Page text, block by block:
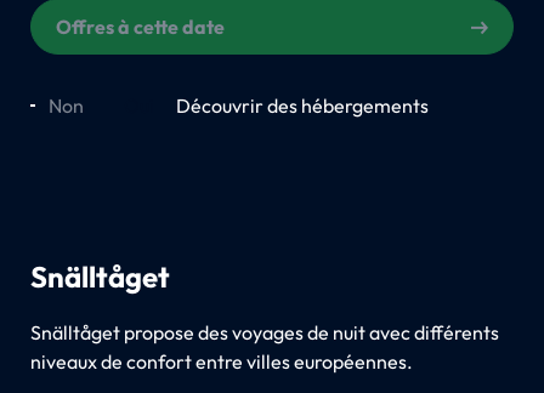
Offres à cette date
Non Découvrir des hébergements
Snälltåget
Snälltåget propose des voyages de nuit avec différents
niveaux de confort entre villes européennes.